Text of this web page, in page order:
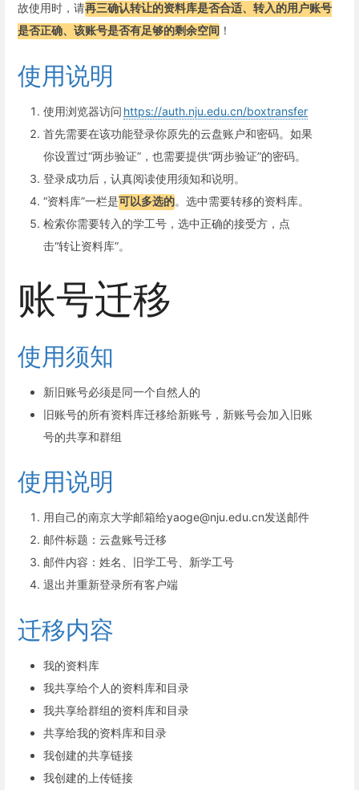
故使用时，请再三确认转让的资料库是否合适、转入的用户账号
是否正确、该账号是否有足够的剩余空间 ！
使用说明
使用浏览器访问 https://auth.nju.edu.cn/boxtransfer
首先需要在该功能登录你原先的云盘账户和密码。如果
你设置过“两步验证”，也需要提供“两步验证”的密码。
登录成功后，认真阅读使用须知和说明。
“资料库”一栏是可以多选的。选中需要转移的资料库。
检索你需要转入的学工号，选中正确的接受方，点
击“转让资料库”。
账号迁移
使用须知
新旧账号必须是同一个自然人的
旧账号的所有资料库迁移给新账号，新账号会加入旧账
号的共享和群组
使用说明
用自己的南京大学邮箱给yaoge@nju.edu.cn发送邮件
邮件标题：云盘账号迁移
邮件内容：姓名、旧学工号、新学工号
退出并重新登录所有客户端
迁移内容
我的资料库
我共享给个人的资料库和目录
我共享给群组的资料库和目录
共享给我的资料库和目录
我创建的共享链接
我创建的上传链接